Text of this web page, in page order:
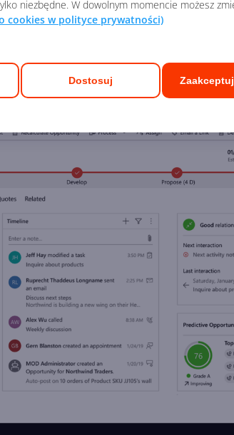
niezbędne. W dowolnym momencie możesz
cookies w polityce prywatności)
Dostosuj
ułatwia filtrowanie danych
Dzięki tym funkcjom